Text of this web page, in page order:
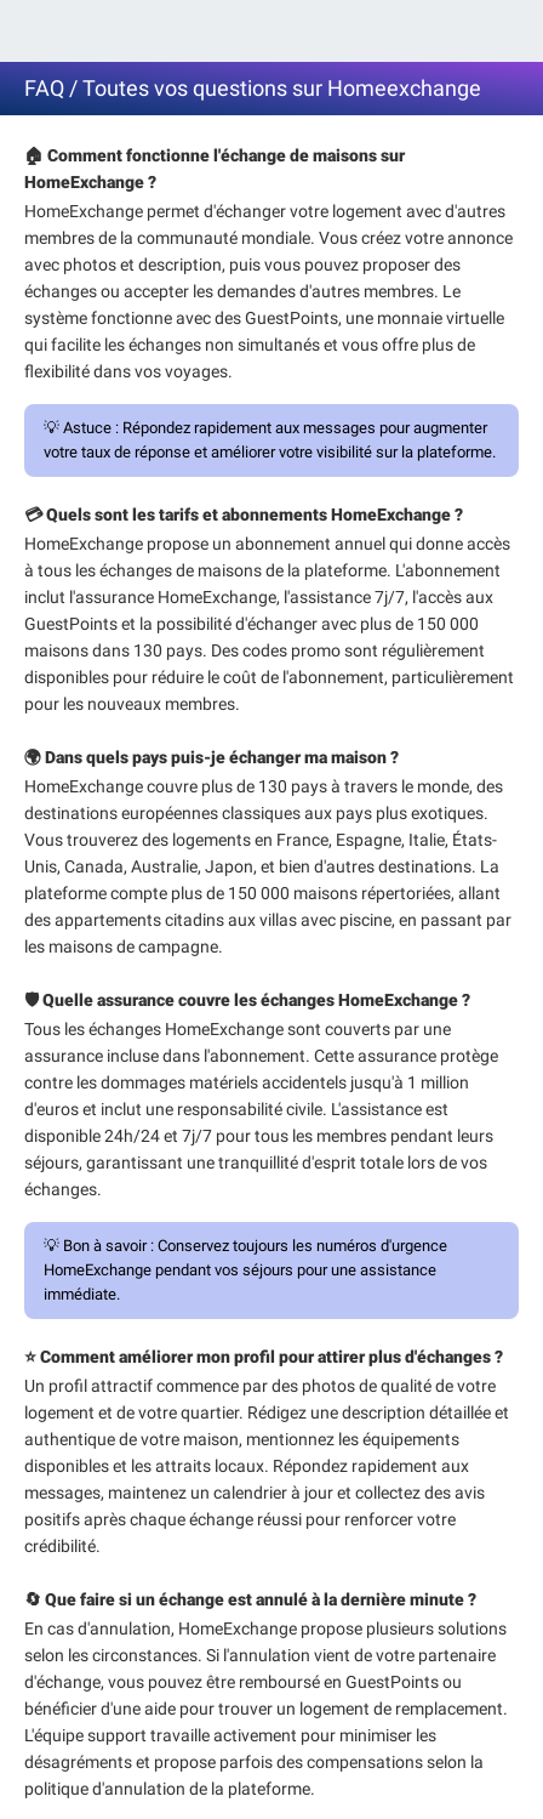
FAQ / Toutes vos questions sur Homeexchange
🏠 Comment fonctionne l'échange de maisons sur
HomeExchange ?
HomeExchange permet d'échanger votre logement avec d'autres
membres de la communauté mondiale. Vous créez votre annonce
avec photos et description, puis vous pouvez proposer des
échanges ou accepter les demandes d'autres membres. Le
système fonctionne avec des GuestPoints, une monnaie virtuelle
qui facilite les échanges non simultanés et vous offre plus de
flexibilité dans vos voyages.
💡 Astuce : Répondez rapidement aux messages pour augmenter
votre taux de réponse et améliorer votre visibilité sur la plateforme.
💳 Quels sont les tarifs et abonnements HomeExchange ?
HomeExchange propose un abonnement annuel qui donne accès
à tous les échanges de maisons de la plateforme. L'abonnement
inclut l'assurance HomeExchange, l'assistance 7j/7, l'accès aux
GuestPoints et la possibilité d'échanger avec plus de 150 000
maisons dans 130 pays. Des codes promo sont régulièrement
disponibles pour réduire le coût de l'abonnement, particulièrement
pour les nouveaux membres.
🌍 Dans quels pays puis-je échanger ma maison ?
HomeExchange couvre plus de 130 pays à travers le monde, des
destinations européennes classiques aux pays plus exotiques.
Vous trouverez des logements en France, Espagne, Italie, États-
Unis, Canada, Australie, Japon, et bien d'autres destinations. La
plateforme compte plus de 150 000 maisons répertoriées, allant
des appartements citadins aux villas avec piscine, en passant par
les maisons de campagne.
🛡️ Quelle assurance couvre les échanges HomeExchange ?
Tous les échanges HomeExchange sont couverts par une
assurance incluse dans l'abonnement. Cette assurance protège
contre les dommages matériels accidentels jusqu'à 1 million
d'euros et inclut une responsabilité civile. L'assistance est
disponible 24h/24 et 7j/7 pour tous les membres pendant leurs
séjours, garantissant une tranquillité d'esprit totale lors de vos
échanges.
💡 Bon à savoir : Conservez toujours les numéros d'urgence
HomeExchange pendant vos séjours pour une assistance
immédiate.
⭐ Comment améliorer mon profil pour attirer plus d'échanges ?
Un profil attractif commence par des photos de qualité de votre
logement et de votre quartier. Rédigez une description détaillée et
authentique de votre maison, mentionnez les équipements
disponibles et les attraits locaux. Répondez rapidement aux
messages, maintenez un calendrier à jour et collectez des avis
positifs après chaque échange réussi pour renforcer votre
crédibilité.
🔄 Que faire si un échange est annulé à la dernière minute ?
En cas d'annulation, HomeExchange propose plusieurs solutions
selon les circonstances. Si l'annulation vient de votre partenaire
d'échange, vous pouvez être remboursé en GuestPoints ou
bénéficier d'une aide pour trouver un logement de remplacement.
L'équipe support travaille activement pour minimiser les
désagréments et propose parfois des compensations selon la
politique d'annulation de la plateforme.